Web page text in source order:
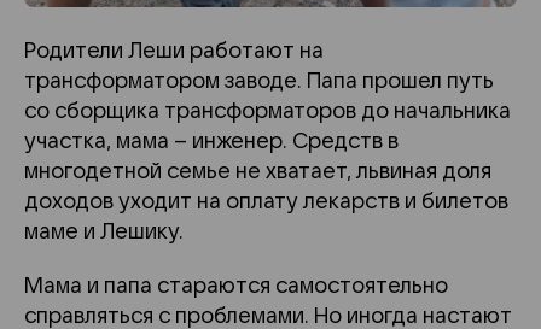
Родители Леши работают на
трансформатором заводе. Папа прошел путь
со сборщика трансформаторов до начальника
участка, мама – инженер. Средств в
многодетной семье не хватает, львиная доля
доходов уходит на оплату лекарств и билетов
маме и Лешику.
Мама и папа стараются самостоятельно
справляться с проблемами. Но иногда настают